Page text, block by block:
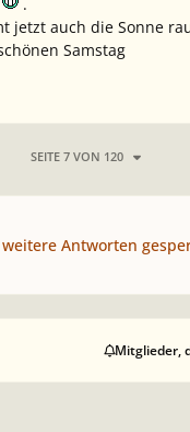
jetzt auch die Sonne
Samstag
SEITE 7 VON 120
Antworten
Mitglieder,